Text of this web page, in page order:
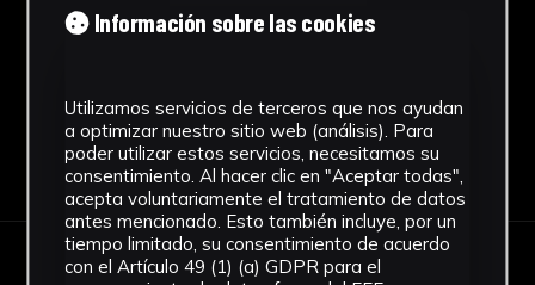
Ver más
Descargar Ficha
Información sobre las cookies
Utilizamos servicios de terceros que nos ayudan
a optimizar nuestro sitio web (análisis). Para
poder utilizar estos servicios, necesitamos su
consentimiento. Al hacer clic en "Aceptar todas",
acepta voluntariamente el tratamiento de datos
antes mencionado. Esto también incluye, por un
tiempo limitado, su consentimiento de acuerdo
con el Artículo 49 (1) (a) GDPR para el